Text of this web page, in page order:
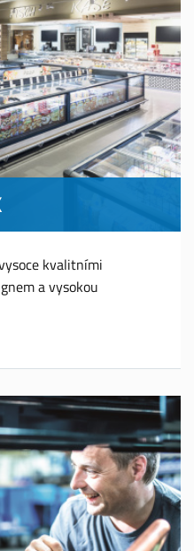
kvalitními
a vysokou